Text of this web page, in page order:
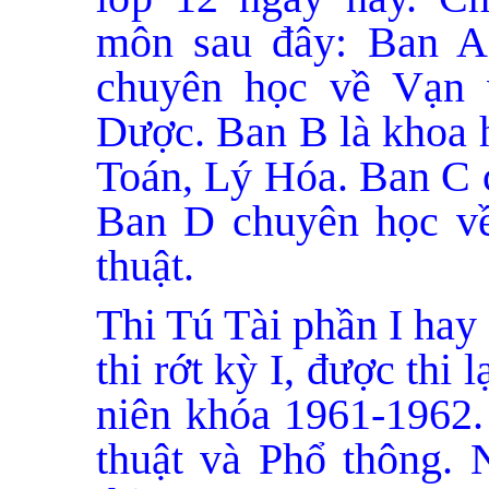
môn sau đây: Ban
chuyên học về
Dược. Ban B là khoa
Toán, Lý Hóa. Ban C
Ban D chuyên học
thuật.
Thi Tú Tài phần I
thi rớt kỳ I, được thi
niên khóa 1961-
thuật và Phổ